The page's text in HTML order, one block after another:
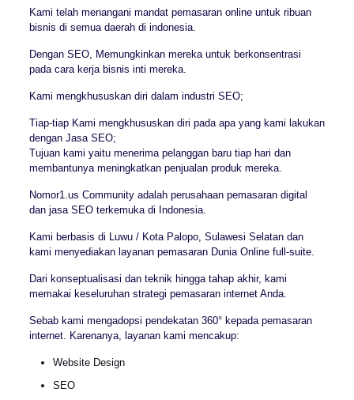
Kami telah menangani mandat pemasaran online untuk ribuan
bisnis di semua daerah di indonesia.
Dengan SEO, Memungkinkan mereka untuk berkonsentrasi
pada cara kerja bisnis inti mereka.
Kami mengkhususkan diri dalam industri SEO;
Tiap-tiap Kami mengkhususkan diri pada apa yang kami lakukan
dengan Jasa SEO;
Tujuan kami yaitu menerima pelanggan baru tiap hari dan
membantunya meningkatkan penjualan produk mereka.
Nomor1.us Community adalah perusahaan pemasaran digital
dan jasa SEO terkemuka di Indonesia.
Kami berbasis di Luwu / Kota Palopo, Sulawesi Selatan dan
kami menyediakan layanan pemasaran Dunia Online full-suite.
Dari konseptualisasi dan teknik hingga tahap akhir, kami
memakai keseluruhan strategi pemasaran internet Anda.
Sebab kami mengadopsi pendekatan 360° kepada pemasaran
internet. Karenanya, layanan kami mencakup:
Website Design
SEO